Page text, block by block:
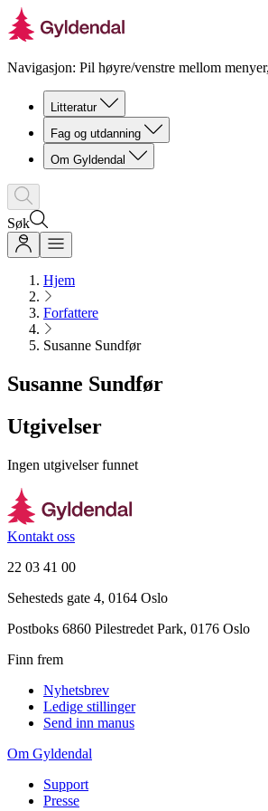
Navigasjon: Pil høyre/venstre mellom
Litteratur
Fag og utdanning
Om Gyldendal
Søk
Hjem
Forfattere
Susanne Sundfør
Susanne Sundfør
Utgivelser
Ingen utgivelser funnet
Kontakt oss
22 03 41 00
Sehesteds gate 4, 0164 Oslo
Postboks 6860 Pilestredet Park, 0176 Oslo
Finn frem
Nyhetsbrev
Ledige stillinger
Send inn manus
Om Gyldendal
Support
Presse